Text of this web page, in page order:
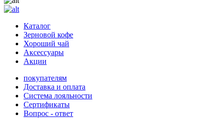
Каталог
Зерновой кофе
Хороший чай
Аксессуары
Акции
покупателям
Доставка и оплата
Система лояльности
Сертификаты
Вопрос - ответ